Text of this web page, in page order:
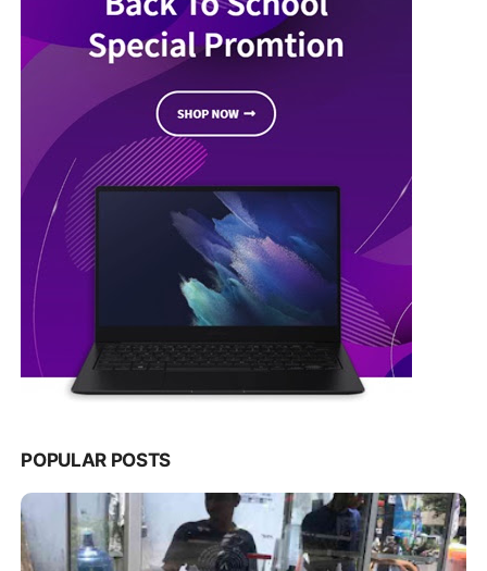
POPULAR POSTS